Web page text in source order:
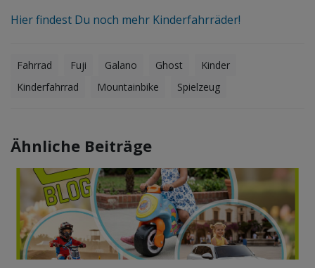
Hier findest Du noch mehr Kinderfahrräder!
Fahrrad Fuji Galano Ghost
Kinder
Kinderfahrrad
Mountainbike Spielzeug
Ähnliche Beiträge